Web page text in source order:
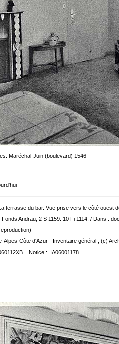
Maréchal-Juin (boulevard) 1546
terrasse du bar. Vue prise vers le côté ouest
Andrau, 2 S 1159. 10 Fi 1114. / Dans :
Alpes-Côte d'Azur - Inventaire général ; (c)
Notice : IA06001178